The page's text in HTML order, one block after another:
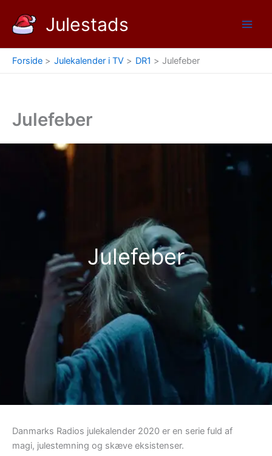
indholdet
Julestads
Forside Julekalender i TV DR1 Julefeber
Julefeber
Julefeber
Danmarks Radios julekalender 2020 er en serie fuld af
magi, julestemning og skæve eksistenser.